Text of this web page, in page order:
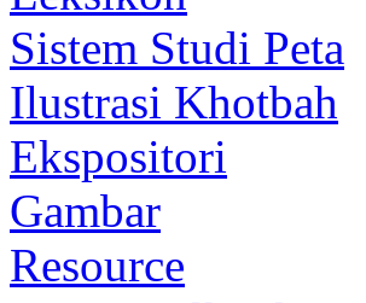
Sistem Studi Peta
Ilustrasi Khotbah
Ekspositori
Gambar
Resource